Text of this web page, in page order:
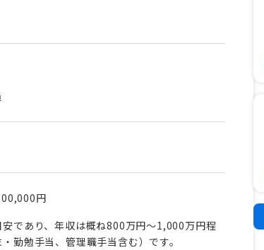
円
であり、年収は概ね800万円～1,000万円程
勤勉手当、管理職手当含む）です。